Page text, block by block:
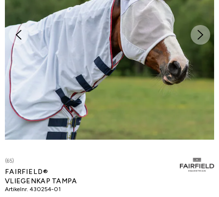
(65)
FAIRFIELD®
VLIEGENKAP TAMPA
Artikelnr. 430254-01